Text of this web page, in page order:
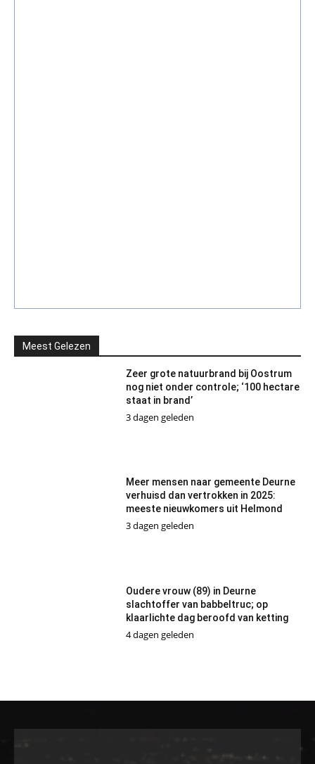
Meest Gelezen
Zeer grote natuurbrand bij Oostrum
nog niet onder controle; ‘100 hectare
staat in brand’
3 dagen geleden
Meer mensen naar gemeente Deurne
verhuisd dan vertrokken in 2025:
meeste nieuwkomers uit Helmond
3 dagen geleden
Oudere vrouw (89) in Deurne
slachtoffer van babbeltruc; op
klaarlichte dag beroofd van ketting
4 dagen geleden